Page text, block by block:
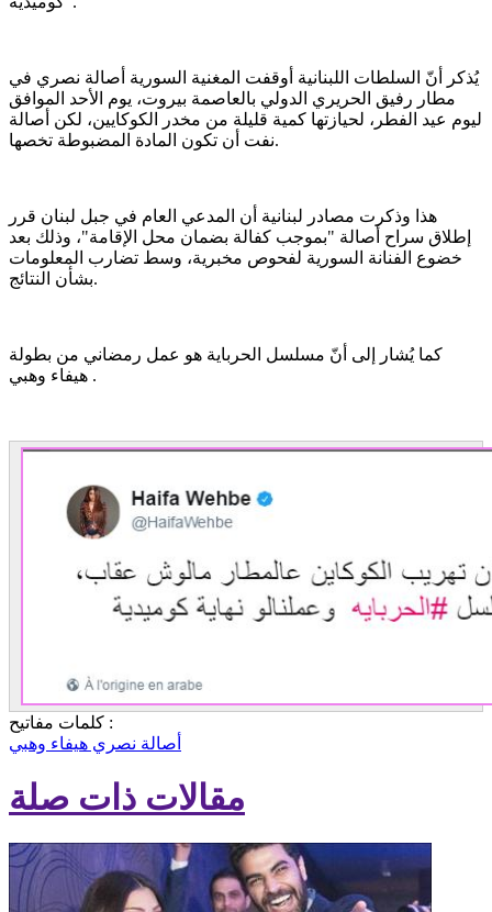
يُذكر أنّ السلطات اللبنانية أوقفت المغنية السورية أصالة نصري في
مطار رفيق الحريري الدولي بالعاصمة بيروت، يوم الأحد الموافق
ليوم عيد الفطر، لحيازتها كمية قليلة من مخدر الكوكايين، لكن أصالة
نفت أن تكون المادة المضبوطة تخصها.
هذا وذكرت مصادر لبنانية أن المدعي العام في جبل لبنان قرر
إطلاق سراح أصالة "بموجب كفالة بضمان محل الإقامة"، وذلك بعد
خضوع الفنانة السورية لفحوص مخبرية، وسط تضارب المعلومات
بشأن النتائج.
كما يُشار إلى أنّ مسلسل الحرباية هو عمل رمضاني من بطولة
هيفاء وهبي .
كلمات مفاتيح :
أصالة نصري هيفاء وهبي
مقالات ذات صلة